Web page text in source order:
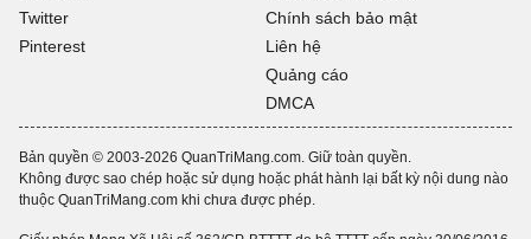
Twitter
Pinterest
Chính sách bảo mật
Liên hệ
Quảng cáo
DMCA
Bản quyền © 2003-2026 QuanTriMang.com. Giữ toàn quyền.
Không được sao chép hoặc sử dụng hoặc phát hành lại bất kỳ nội dung nào
thuộc QuanTriMang.com khi chưa được phép.